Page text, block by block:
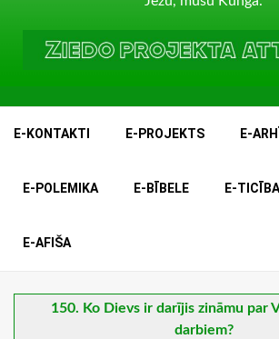
E-KONTAKTI E-PROJEKTS E-
E-POLEMIKA E-BĪBELE E-TICĪBA
E-AFIŠA
150. Ko Dievs ir darījis zināmu par
darbiem?